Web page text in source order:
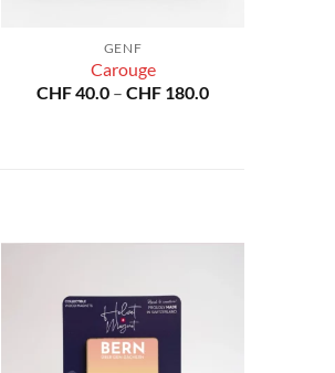
GENF
Carouge
CHF40.0 – CHF 180.0Preisspanne: